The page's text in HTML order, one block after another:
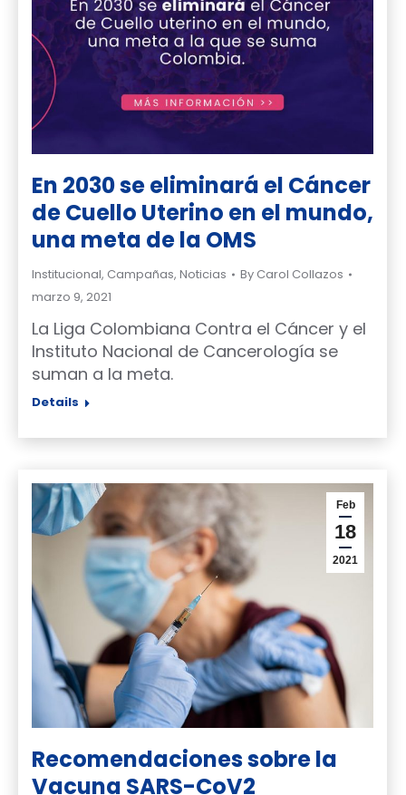
En 2030 se eliminará el Cáncer
de Cuello Uterino en el mundo,
una meta de la OMS
Institucional, Campañas, Noticias By Carol Collazos
marzo 9, 2021
La Liga Colombiana Contra el Cáncer y el
Instituto Nacional de Cancerología se
suman a la meta.
Details
Feb
18
2021
Recomendaciones sobre la
Vacuna SARS-CoV2